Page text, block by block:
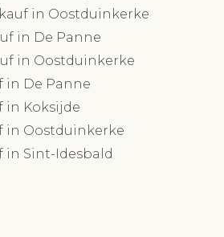
in Oostduinkerke
in De Panne
in Oostduinkerke
in De Panne
in Koksijde
in Oostduinkerke
in Sint-Idesbald